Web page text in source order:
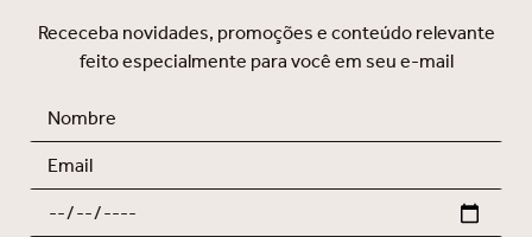
Receceba novidades, promoções e conteúdo relevante
feito especialmente para você em seu e-mail